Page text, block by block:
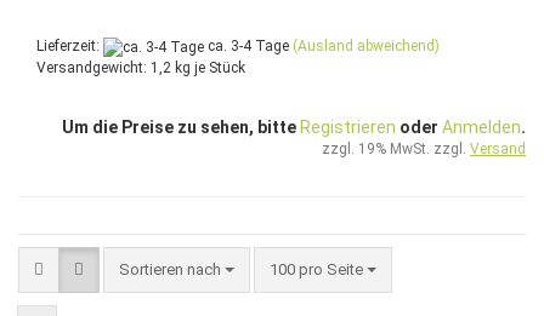
Lieferzeit: ca. 3-4 Tage (Ausland abweichend)
Versandgewicht: 1,2 kg je Stück
Um die Preise zu sehen, bitte Registrieren oder Anmelden.
zzgl. 19% MwSt. zzgl. Versand
Sortieren nach
Sortieren nach 100 pro Seite
pro Seite